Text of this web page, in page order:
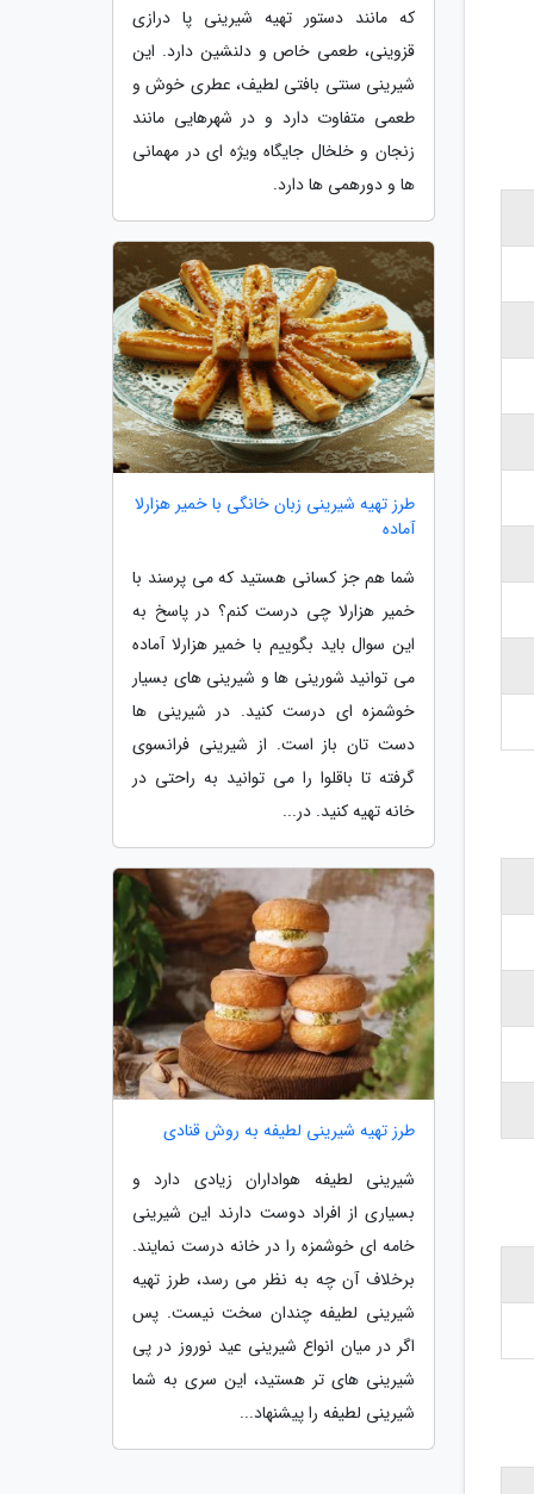
که مانند دستور تهیه شیرینی پا درازی
قزوینی، طعمی خاص و دلنشین دارد. این
شیرینی سنتی بافتی لطیف، عطری خوش و
طعمی متفاوت دارد و در شهرهایی مانند
زنجان و خلخال جایگاه ویژه ای در مهمانی
ها و دورهمی ها دارد.
طرز تهیه شیرینی زبان خانگی با خمیر هزارلا
آماده
شما هم جز کسانی هستید که می پرسند با
خمیر هزارلا چی درست کنم؟ در پاسخ به
این سوال باید بگوییم با خمیر هزارلا آماده
می توانید شورینی ها و شیرینی های بسیار
خوشمزه ای درست کنید. در شیرینی ها
دست تان باز است. از شیرینی فرانسوی
گرفته تا باقلوا را می توانید به راحتی در
خانه تهیه کنید. در...
طرز تهیه شیرینی لطیفه به روش قنادی
شیرینی لطیفه هواداران زیادی دارد و
بسیاری از افراد دوست دارند این شیرینی
خامه ای خوشمزه را در خانه درست نمایند.
برخلاف آن چه به نظر می رسد، طرز تهیه
شیرینی لطیفه چندان سخت نیست. پس
اگر در میان انواع شیرینی عید نوروز در پی
شیرینی های تر هستید، این سری به شما
شیرینی لطیفه را پیشنهاد...